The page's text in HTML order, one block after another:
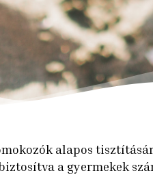
alapos
a gyermekek